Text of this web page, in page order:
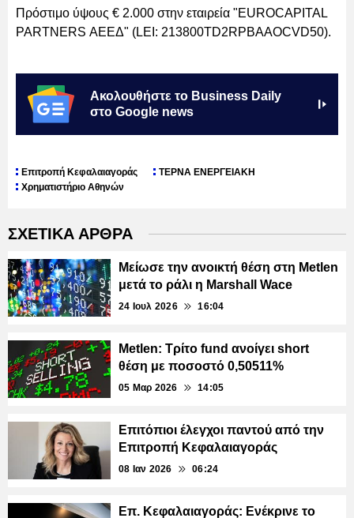
Πρόστιμο ύψους € 2.000 στην εταιρεία "EUROCAPITAL
PARTNERS ΑΕΕΔ" (LEI: 213800TD2RPBAAOCVD50).
Ακολουθήστε το Business Daily
στο Google news
Επιτροπή Κεφαλαιαγοράς
ΤΕΡΝΑ ΕΝΕΡΓΕΙΑΚΗ
Χρηματιστήριο Αθηνών
ΣΧΕΤΙΚΑ ΑΡΘΡΑ
Μείωσε την ανοικτή θέση στη Metlen
μετά το ράλι η Marshall Wace
24 Ιουλ 2026 16:04
Metlen: Τρίτο fund ανοίγει short
θέση με ποσοστό 0,50511%
05 Μαρ 2026 14:05
Επιτόπιοι έλεγχοι παντού από την
Επιτροπή Κεφαλαιαγοράς
08 Ιαν 2026 06:24
Επ. Κεφαλαιαγοράς: Ενέκρινε το